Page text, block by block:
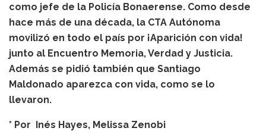
como jefe de la Policía Bonaerense. Como desde
hace más de una década, la CTA Autónoma
movilizó en todo el país por ¡Aparición con vida!
junto al Encuentro Memoria, Verdad y Justicia.
Además se pidió también que Santiago
Maldonado aparezca con vida, como se lo
llevaron.
* Por Inés Hayes, Melissa Zenobi